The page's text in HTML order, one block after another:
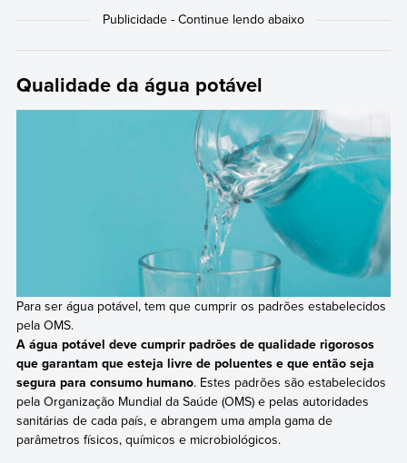
Qualidade da água potável
Para ser água potável, tem que cumprir os padrões estabelecidos
pela OMS.
A água potável deve cumprir padrões de qualidade rigorosos
que garantam que esteja livre de poluentes e que então seja
segura para consumo humano. Estes padrões são estabelecidos
pela Organização Mundial da Saúde (OMS) e pelas autoridades
sanitárias de cada país, e abrangem uma ampla gama de
parâmetros físicos, químicos e microbiológicos.